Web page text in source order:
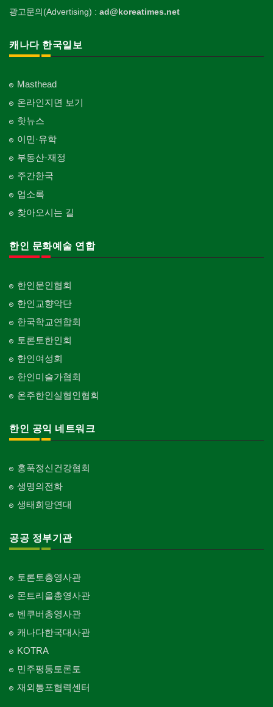
광고문의(Advertising) : ad@koreatimes.net
캐나다 한국일보
Masthead
온라인지면 보기
핫뉴스
이민·유학
부동산·재정
주간한국
업소록
찾아오시는 길
한인 문화예술 연합
한인문인협회
한인교향악단
한국학교연합회
토론토한인회
한인여성회
한인미술가협회
온주한인실협인협회
한인 공익 네트워크
홍푹정신건강협회
생명의전화
생태희망연대
공공 정부기관
토론토총영사관
몬트리올총영사관
벤쿠버총영사관
캐나다한국대사관
KOTRA
민주평통토론토
재외통포협력센터